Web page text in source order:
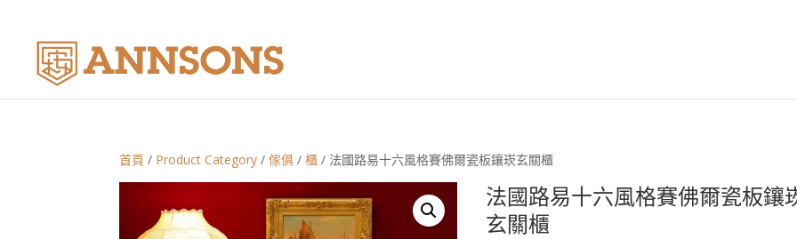
首頁 / Product Category /傢俱 /櫃 / 法國路易十六風格賽佛爾瓷板鑲崁玄關櫃
法國路易十六風格賽佛爾瓷板鑲
玄關櫃